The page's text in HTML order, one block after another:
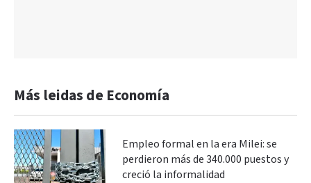
Más leidas de Economía
Empleo formal en la era Milei: se
perdieron más de 340.000 puestos y
creció la informalidad